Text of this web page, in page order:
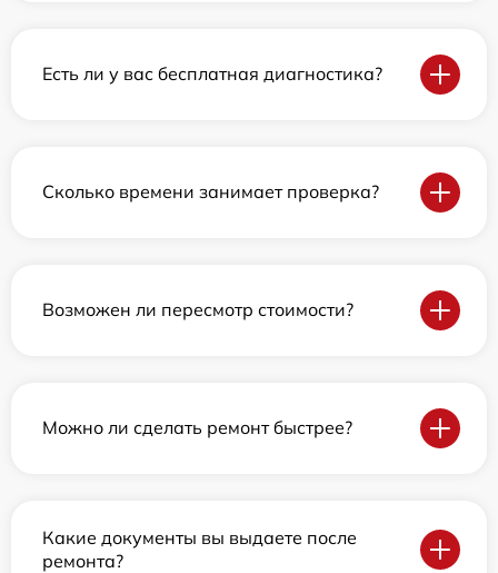
Есть ли у вас бесплатная диагностика?
Сколько времени занимает проверка?
Возможен ли пересмотр стоимости?
Можно ли сделать ремонт быстрее?
Какие документы вы выдаете после
ремонта?